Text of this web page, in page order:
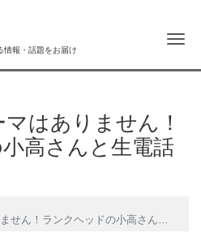
情報・話題をお届け
はありません！
高さんと生電話
クヘッドの小高さんと生電話インタビュー！